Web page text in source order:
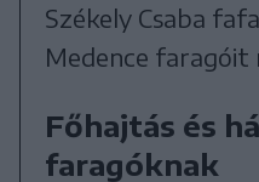
Székely Csaba
Medence faragóit
Főhajtás és
faragóknak